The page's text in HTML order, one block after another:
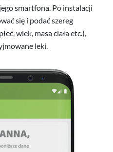
smartfona. Po instalacji
się i podać szereg
wiek, masa ciała etc.),
leki.